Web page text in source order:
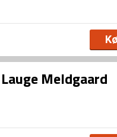
Meldgaard